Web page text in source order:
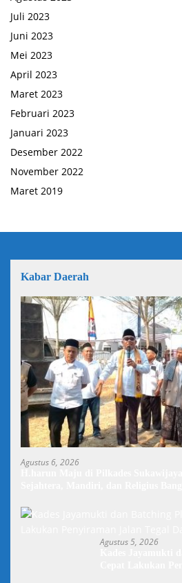
Juli 2023
Juni 2023
Mei 2023
April 2023
Maret 2023
Februari 2023
Januari 2023
Desember 2022
November 2022
Maret 2019
Kabar Daerah
Agustus 6, 2026
Agustus 5, 2026